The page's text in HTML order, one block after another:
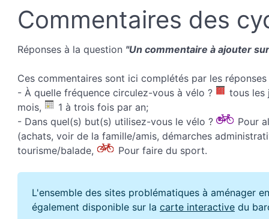
Commentaires des
Réponses à la question "Un commentaire à ajouter
Ces commentaires sont ici complétés par les
- À quelle fréquence circulez-vous à vélo ?
tous les
mois,
1 à trois fois par an;
- Dans quel(s) but(s) utilisez-vous le vélo ?
Pour
(achats, voir de la famille/amis, démarches
tourisme/balade,
Pour faire du sport.
L'ensemble des sites problématiques à aménager
également disponible sur la carte interactive du